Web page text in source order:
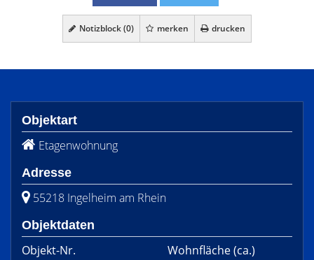
Notizblock (0) merken drucken
Objektart
Etagenwohnung
Adresse
55218 Ingelheim am Rhein
Objektdaten
Objekt-Nr.
Wohnfläche(ca.)